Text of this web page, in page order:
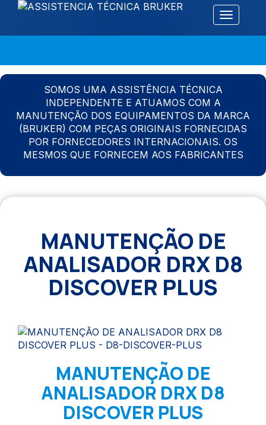
Alternar
SOMOS UMA ASSISTÊNCIA TÉCNICA
INDEPENDENTE E ATUAMOS COM A
MANUTENÇÃO DOS EQUIPAMENTOS DA MARCA
(BRUKER) COM PEÇAS ORIGINAIS FORNECIDAS
POR FORNECEDORES INTERNACIONAIS. OS
MESMOS QUE FORNECEM AOS FABRICANTES
MANUTENÇÃO DE
ANALISADOR DRX D8
DISCOVER PLUS
MANUTENÇÃO DE
ANALISADOR DRX D8
DISCOVER PLUS